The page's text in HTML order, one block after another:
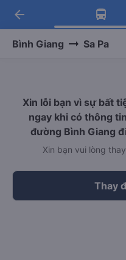
Tải app
Nhận ưu đãi
Tải app
-30k/ghế khi
arrow_back
Bình Giang Sa Pa
Xin lỗi bạn vì sự bất
ngay khi có thông
đường Bình Giang
Xin bạn vui lòng
Thay